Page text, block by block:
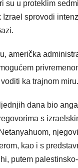
su u proteklim
Izrael sprovodi
američka
ka trajnom miru.
dana bio
s
kao i s
putem